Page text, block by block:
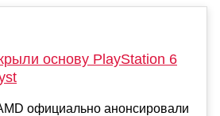
основу PlayStation 6
официально анонсировали